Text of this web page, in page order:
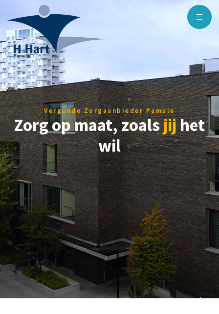
Vergunde Zorgaanbieder Pamele
Zorg op maat, zoalsjijhet
wil